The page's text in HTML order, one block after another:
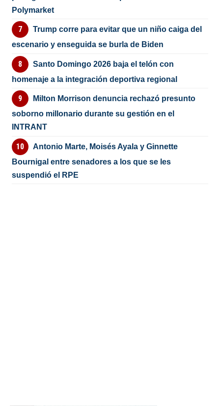
Polymarket
Trump corre para evitar que un niño caiga del
escenario y enseguida se burla de Biden
Santo Domingo 2026 baja el telón con
homenaje a la integración deportiva regional
Milton Morrison denuncia rechazó presunto
soborno millonario durante su gestión en el
INTRANT
Antonio Marte, Moisés Ayala y Ginnette
Bournigal entre senadores a los que se les
suspendió el RPE